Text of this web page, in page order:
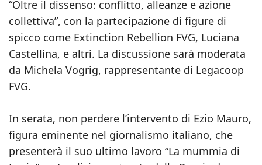
“Oltre il dissenso: conflitto, alleanze e azione
collettiva”, con la partecipazione di figure di
spicco come Extinction Rebellion FVG, Luciana
Castellina, e altri. La discussione sarà moderata
da Michela Vogrig, rappresentante di Legacoop
FVG.
In serata, non perdere l’intervento di Ezio Mauro,
figura eminente nel giornalismo italiano, che
presenterà il suo ultimo lavoro “La mummia di